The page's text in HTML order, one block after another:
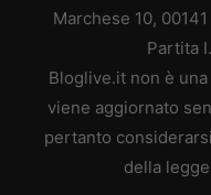
Marchese 10,
Partita
Bloglive.it non è
viene aggiornato
pertanto
della